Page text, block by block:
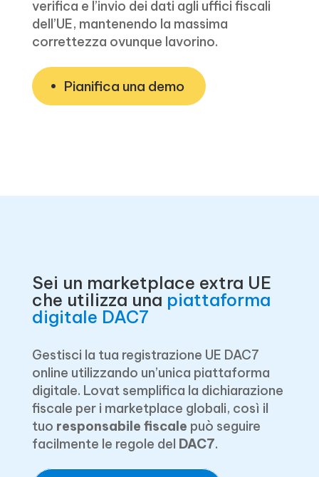
verifica e l’invio dei dati agli uffici fiscali
dell’UE, mantenendo la massima
correttezza ovunque lavorino.
Pianifica una demo
Sei un marketplace extra UE
che utilizza una piattaforma
digitale DAC7
Gestisci la tua registrazione UE DAC7
online utilizzando un’unica piattaforma
digitale. Lovat semplifica la dichiarazione
fiscale per i marketplace globali, così il
tuo responsabile fiscale può seguire
facilmente le regole del DAC7.